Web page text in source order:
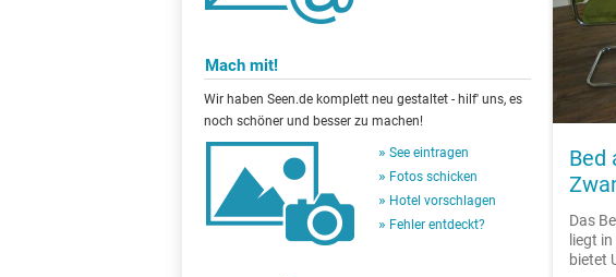
Mach mit!
Wir haben Seen.de komplett neu gestaltet - hilf' uns, es
noch schöner und besser zu machen!
See eintragen
Fotos schicken
Hotel vorschlagen
Fehler entdeckt?
Bed
Das
liegt
bietet